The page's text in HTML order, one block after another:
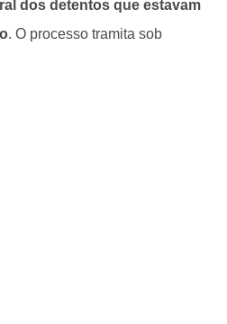
dos detentos que estavam
. O processo tramita sob